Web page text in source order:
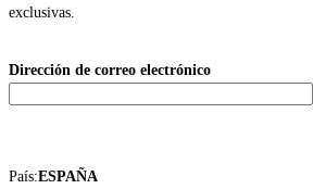
exclusivas.
Dirección de correo electrónico
País:ESPAÑA